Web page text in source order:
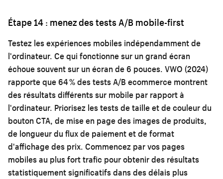
Étape 14 : menez des tests A/B mobile-first
Testez les expériences mobiles indépendamment de
l'ordinateur. Ce qui fonctionne sur un grand écran
échoue souvent sur un écran de 6 pouces. VWO (2024)
rapporte que 64 % des tests A/B ecommerce montrent
des résultats différents sur mobile par rapport à
l'ordinateur. Priorisez les tests de taille et de couleur du
bouton CTA, de mise en page des images de produits,
de longueur du flux de paiement et de format
d'affichage des prix. Commencez par vos pages
mobiles au plus fort trafic pour obtenir des résultats
statistiquement significatifs dans des délais plus